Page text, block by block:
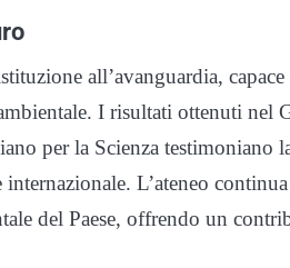
all’avanguardia,
I risultati ottenuti nel
per la Scienza testimoniano
L’ateneo
del Paese, offrendo un